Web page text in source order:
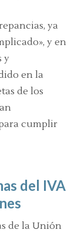
ya
y en
y
en la
de los
cumplir
del IVA
de la Unión